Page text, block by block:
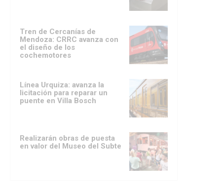
Tren de Cercanías de
Mendoza: CRRC avanza con
el diseño de los
cochemotores
Línea Urquiza: avanza la
licitación para reparar un
puente en Villa Bosch
Realizarán obras de puesta
en valor del Museo del Subte